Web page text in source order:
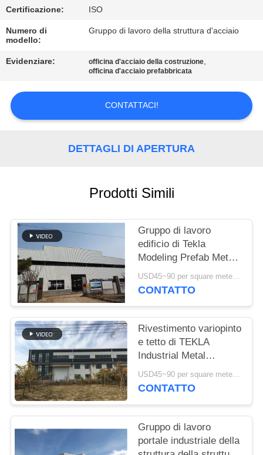
CONTROLLO
DELLA
QUALITÀ
CONTATTACI
DEL
SITO
POLITICA
SULLA
RISERVATEZZA
Certificazione: ISO
Numero di
modello:
Gruppo di lavoro della struttura d'acciaio
Evidenziare: officina d'acciaio della costruzione,
officina d'acciaio prefabbricata
CONTATTACI!
DETTAGLI DI APERTURA
Prodotti Simili
Gruppo di lavoro
edificio di Tekla
Modeling Prefab Metal
Structure ad alta
resistenza
USD45~90 per square meter MOQ:1000 metri quadri
CONTATTO
Rivestimento variopinto
e tetto di TEKLA
Industrial Metal
Workshop Building
USD45~90 per square meter MOQ:1000 metri quadri
CONTATTO
Gruppo di lavoro
portale industriale della